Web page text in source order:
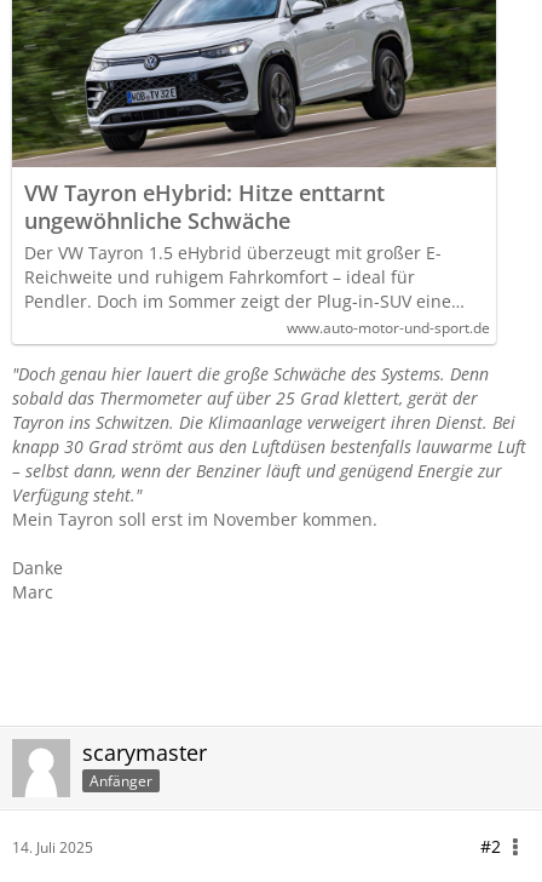
VW Tayron eHybrid: Hitze enttarnt
ungewöhnliche Schwäche
Der VW Tayron 1.5 eHybrid überzeugt mit großer E-
Reichweite und ruhigem Fahrkomfort – ideal für
Pendler. Doch im Sommer zeigt der Plug-in-SUV eine…
www.auto-motor-und-sport.de
"Doch genau hier lauert die große Schwäche des Systems. Denn
sobald das Thermometer auf über 25 Grad klettert, gerät der
Tayron ins Schwitzen. Die Klimaanlage verweigert ihren Dienst. Bei
knapp 30 Grad strömt aus den Luftdüsen bestenfalls lauwarme Luft
– selbst dann, wenn der Benziner läuft und genügend Energie zur
Verfügung steht."
Mein Tayron soll erst im November kommen.
Danke
Marc
scarymaster
Anfänger
14. Juli 2025 #2